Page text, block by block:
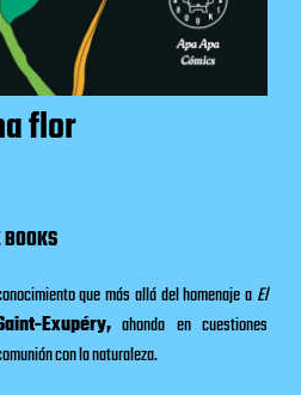
flor
que más allá del homenaje a El
Exupéry, ahonda en cuestiones
con la naturaleza.